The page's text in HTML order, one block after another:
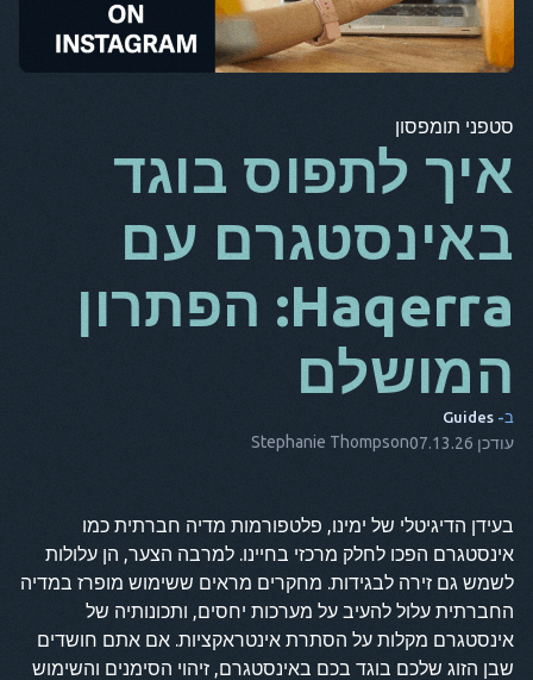
קו
BG
מאז
זה
ES
נקודה
הוא
טוויטר פייסבוק העתק קישור
סטפני תומפסון
איך לתפוס בוגד
באינסטגרם עם
Haqerra: הפתרון
המושלם
ב- Guides
עודכן 07.13.26 Stephanie Thompson
בעידן הדיגיטלי של ימינו, פלטפורמות מדיה חברתית כמו
אינסטגרם הפכו לחלק מרכזי בחיינו. למרבה הצער, הן עלולות
לשמש גם זירה לבגידות. מחקרים מראים ששימוש מופרז במדיה
החברתית עלול להעיב על מערכות יחסים, ותכונותיה של
אינסטגרם מקלות על הסתרת אינטראקציות. אם אתם חושדים
שבן הזוג שלכם בוגד בכם באינסטגרם, זיהוי הסימנים והשימוש